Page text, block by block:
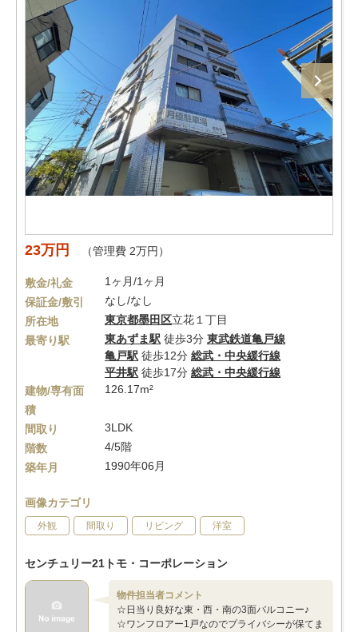
23万円 （管理費 2万円）
敷金/礼金
1ヶ月/1ヶ月
保証金/敷引
なし/なし
所在地
東京都墨田区立花１丁目
最寄り駅
東あずま駅 徒歩3分 東武鉄道亀戸線
亀戸駅 徒歩12分 総武・中央緩行線
平井駅 徒歩17分 総武・中央緩行線
建物/専有面
積
126.17m²
間取り
3LDK
階数
4/5階
築年月
1990年06月
画像カテゴリ
外観 間取り リビング 洋室
センチュリー21トモ・コーポレーション
物件担当者コメント
☆日当り良好な東・西・南の3面バルコニー♪
☆ワンフロアー1戸なのでプライバシーが保てま